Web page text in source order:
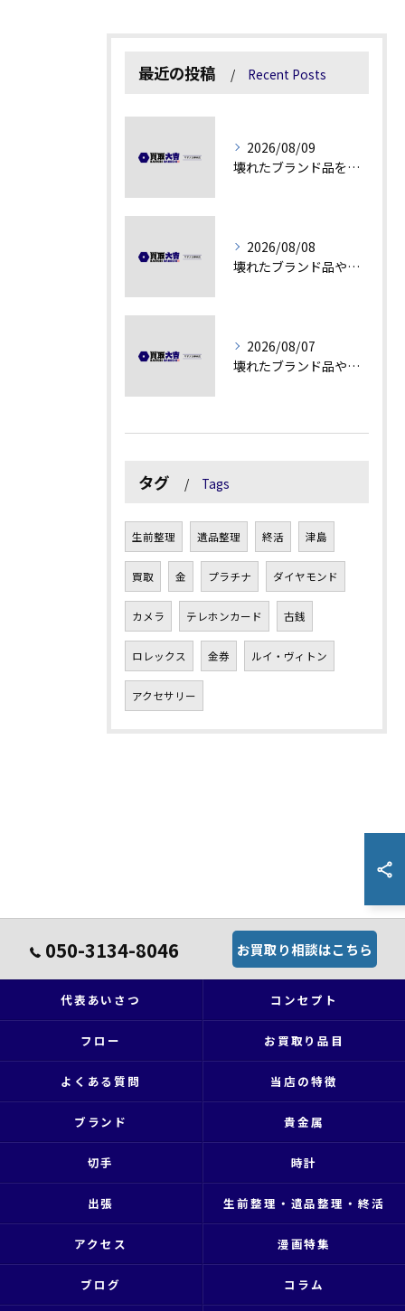
最近の投稿 Recent Posts
2026/08/09
壊れたブランド品を高額査定に変える秘訣
2026/08/08
壊れたブランド品や汚れアクセサリーの買取価値解説
2026/08/07
壊れたブランド品や古物の価値を見極める秘訣
タグ Tags
生前整理 遺品整理 終活 津島
買取 金 プラチナ ダイヤモンド
カメラ テレホンカード 古銭
ロレックス 金券 ルイ・ヴィトン
アクセサリー
050-3134-8046 お買取り相談はこちら
代表あいさつ コンセプト
フロー お買取り品目
よくある質問 当店の特徴
ブランド 貴金属
切手 時計
出張 生前整理・遺品整理・終活
アクセス 漫画特集
ブログ コラム